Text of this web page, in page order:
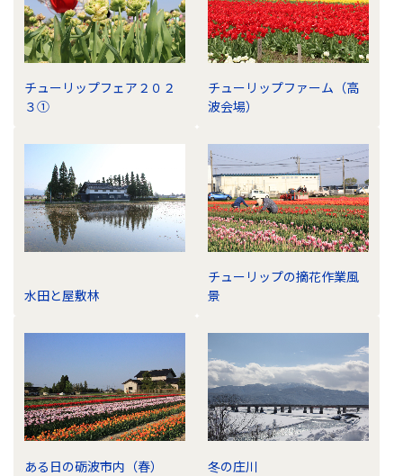
チューリップフェア２０２
３①
チューリップファーム（高
波会場）
水田と屋敷林
チューリップの摘花作業風
景
ある日の砺波市内（春） 冬の庄川